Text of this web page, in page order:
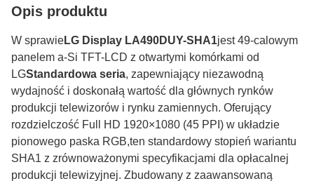
Opis produktu
W sprawieLG Display LA490DUY-SHA1jest 49-calowym
panelem a-Si TFT-LCD z otwartymi komórkami od
LGStandardowa seria, zapewniający niezawodną
wydajność i doskonałą wartość dla głównych rynków
produkcji telewizorów i rynku zamiennych. Oferujący
rozdzielczość Full HD 1920×1080 (45 PPI) w układzie
pionowego paska RGB,ten standardowy stopień wariantu
SHA1 z zrównoważonymi specyfikacjami dla opłacalnej
produkcji telewizyjnej. Zbudowany z zaawansowaną